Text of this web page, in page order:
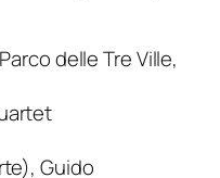
Parco delle Tre Ville,
Guido